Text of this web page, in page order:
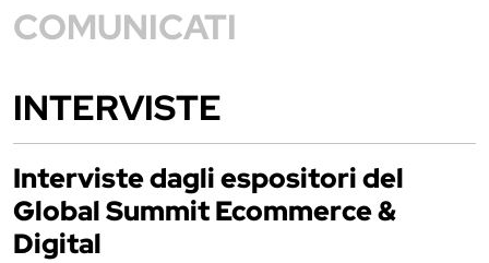
COMUNICATI
INTERVISTE
Interviste dagli espositori del
Global Summit Ecommerce &
Digital